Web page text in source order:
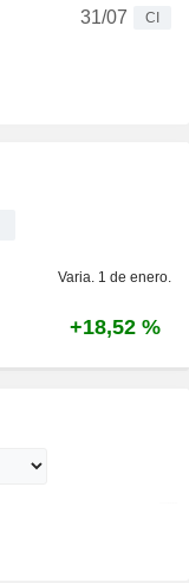
31/07 CI
Varia. 1 de enero.
+18,52 %